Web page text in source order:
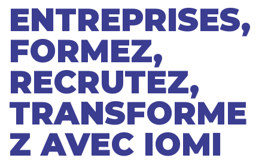
ENTREPRISES,
FORMEZ,
RECRUTEZ,
TRANSFORME
Z AVEC IOMI